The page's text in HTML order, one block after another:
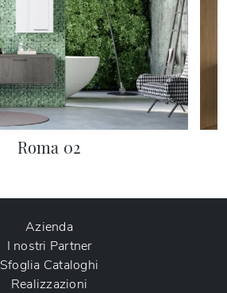
Roma 02
Azienda
I nostri Partner
Sfoglia Cataloghi
Realizzazioni